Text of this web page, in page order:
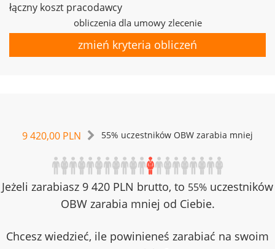
łączny koszt pracodawcy
obliczenia dla umowy zlecenie
zmień kryteria obliczeń
9 420,00 PLN 55% uczestników OBW zarabia mniej
Jeżeli zarabiasz 9 420 PLN brutto, to 55% uczestników
OBW zarabia mniej od Ciebie.
Chcesz wiedzieć, ile powinieneś zarabiać na swoim